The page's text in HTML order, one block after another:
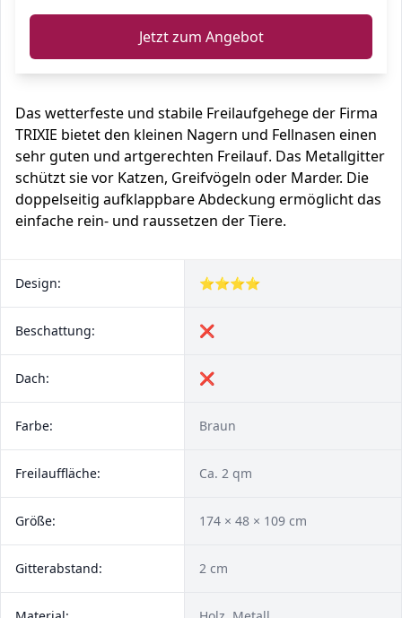
Jetzt zum Angebot
Das wetterfeste und stabile Freilaufgehege der Firma
TRIXIE bietet den kleinen Nagern und Fellnasen einen
sehr guten und artgerechten Freilauf. Das Metallgitter
schützt sie vor Katzen, Greifvögeln oder Marder. Die
doppelseitig aufklappbare Abdeckung ermöglicht das
einfache rein- und raussetzen der Tiere.
Design: ⭐⭐⭐⭐
Beschattung: ❌
Dach: ❌
Farbe: Braun
Freilauffläche: Ca. 2 qm
Größe: 174 × 48 × 109 cm
Gitterabstand: 2 cm